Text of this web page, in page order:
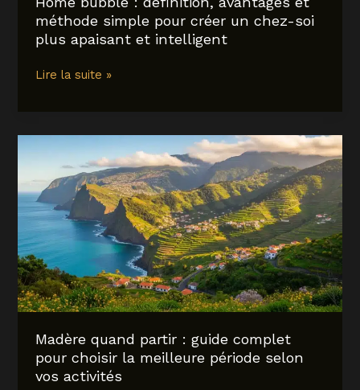
méthode simple pour créer un chez-soi
plus apaisant et intelligent
Home
avantages
méthode
simple
pour
créer
un
chez-
soi
plus
apaisant
intelligent
Lire la suite »
Madère quand partir : guide complet
pour choisir la meilleure période selon
vos activités